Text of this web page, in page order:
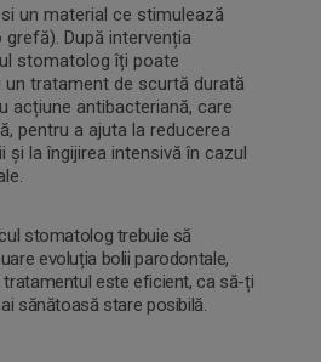
un material ce stimulează
După intervenția
stomatolog îți poate
tratament de scurtă durată
acțiune antibacteriană, care
pentru a ajuta la reducerea
și la îngijirea intensivă în cazul
stomatolog trebuie să
evoluția bolii parodontale,
este eficient, ca să-ți
sănătoasă stare posibilă.